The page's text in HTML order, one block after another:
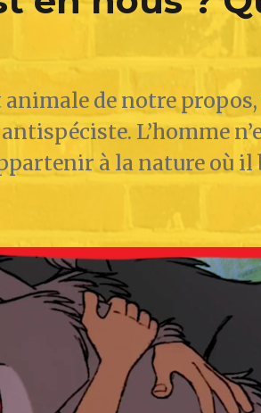
animale de notre
L’homme
à la nature où